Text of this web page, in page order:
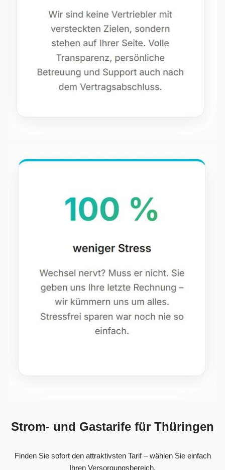
Strom- und Gastarife für Thüringen
Finden Sie sofort den attraktivsten Tarif – wählen Sie einfach
Ihren Versorgungsbereich.